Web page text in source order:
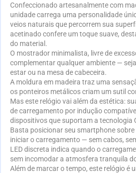
Confeccionado artesanalmente com
unidade carrega uma personalidade
veios naturais que percorrem sua
acetinado confere um toque suave,
do material.
O mostrador minimalista, livre de
complementar qualquer ambiente —
estar ou na mesa de cabeceira.
A moldura em madeira traz uma
os ponteiros metálicos criam um sutil
Mas este relógio vai além da estética:
de carregamento por indução
dispositivos que suportam a tecnologia
Basta posicionar seu smartphone
iniciar o carregamento — sem cabos,
LED discreta indica quando o
sem incomodar a atmosfera tranquila
Além de marcar o tempo, este relógio é